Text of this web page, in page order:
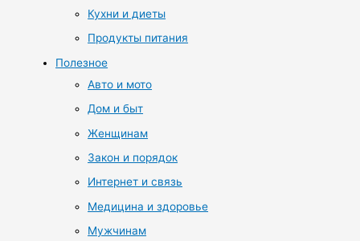
Кухни и диеты
Продукты питания
Полезное
Авто и мото
Дом и быт
Женщинам
Закон и порядок
Интернет и связь
Медицина и здоровье
Мужчинам